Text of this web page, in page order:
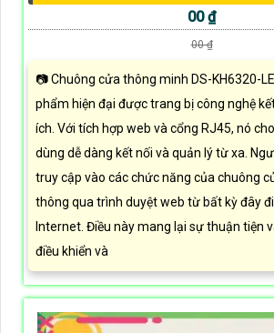
00 ₫
00 ₫
📷 Chuông cửa thông minh DS-KH6320-
phẩm hiện đại được trang bị công nghệ
ích. Với tích hợp web và cổng RJ45, nó
dùng dễ dàng kết nối và quản lý từ xa.
truy cập vào các chức năng của chuông
thông qua trình duyệt web từ bất kỳ đây
Internet. Điều này mang lại sự thuận tiện
điều khiển và